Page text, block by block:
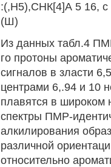
:(,Н5),СНК[4]А 5 16, с
(Ш)
Из данных табл.4
го протоны
сигналов в зласти
центрами 6,.94 и 10
плавятся в широком
спектры ПМР-
алкилирования
различной
относительно